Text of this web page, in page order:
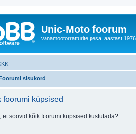
Unic-Moto foorum
vanamootorratturite pesa. aastast 1976.
sisukord
foorumi küpsised
et soovid kõik foorumi küpsised kustutada?